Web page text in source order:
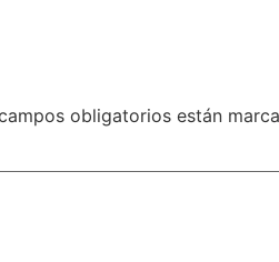
obligatorios están